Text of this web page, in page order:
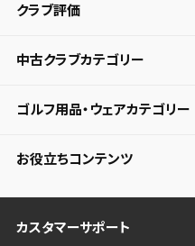
クラブ評価
中古クラブカテゴリー
ゴルフ用品・ウェアカテゴリー
お役立ちコンテンツ
カスタマーサポート